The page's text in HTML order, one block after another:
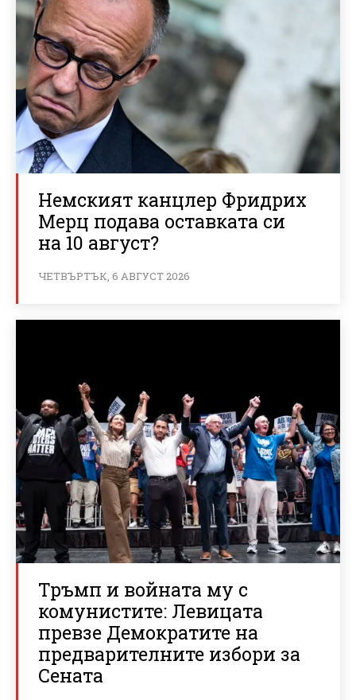
Немският канцлер Фридрих
Мерц подава оставката си
на 10 август?
ЧЕТВЪРТЪК, 6 АВГУСТ 2026
Тръмп и войната му с
комунистите: Левицата
превзе Демократите на
предварителните избори за
Сената